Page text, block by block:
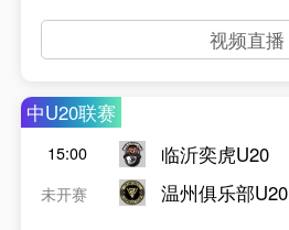
视频直播
中U20联赛
15:00
未开赛
临沂奕虎U20
温州俱乐部U20